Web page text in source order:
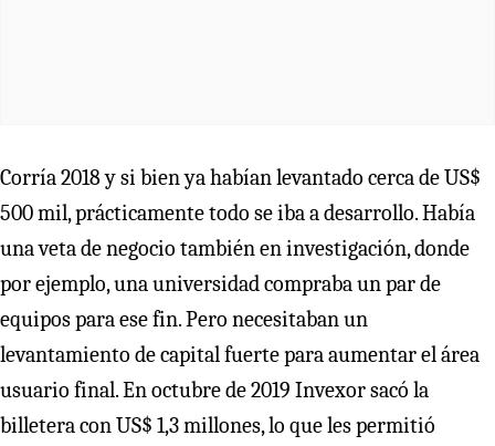
Corría 2018 y si bien ya habían levantado cerca de US$
500 mil, prácticamente todo se iba a desarrollo. Había
una veta de negocio también en investigación, donde
por ejemplo, una universidad compraba un par de
equipos para ese fin. Pero necesitaban un
levantamiento de capital fuerte para aumentar el área
usuario final. En octubre de 2019 Invexor sacó la
billetera con US$ 1,3 millones, lo que les permitió